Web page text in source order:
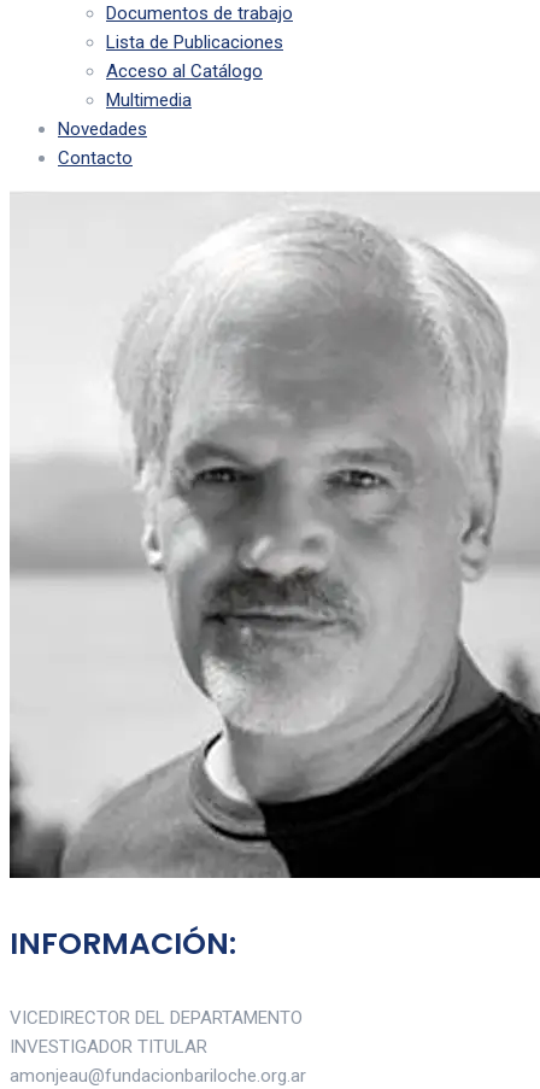
Documentos de trabajo
Lista de Publicaciones
Acceso al Catálogo
Multimedia
Novedades
Contacto
INFORMACIÓN:
VICEDIRECTOR DEL DEPARTAMENTO
INVESTIGADOR TITULAR
amonjeau@fundacionbariloche.org.ar